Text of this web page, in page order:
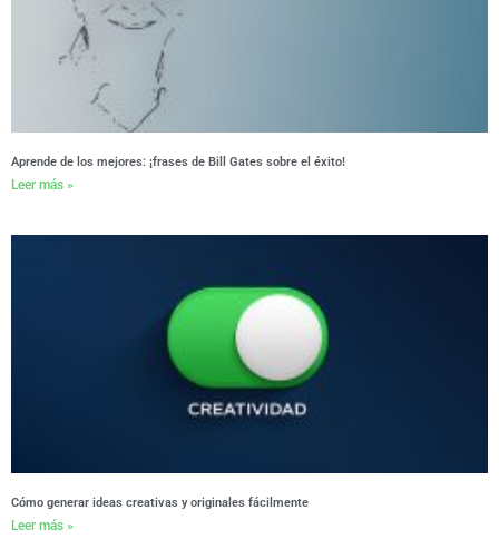
Aprende de los mejores: ¡frases de Bill Gates sobre el éxito!
Leer más »
Cómo generar ideas creativas y originales fácilmente
Leer más »